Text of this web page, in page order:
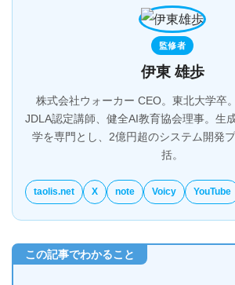
監修者
伊東 雄歩
株式会社ウォーカー CEO。東北大学卒
JDLA認定講師、健全AI教育協会理事。生
学を専門とし、2億円超のシステム開発
括。
taolis.net X note Voicy YouTube